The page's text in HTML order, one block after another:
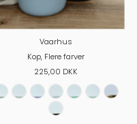
Vaarhus
Kop, Flere farver
225,00 DKK